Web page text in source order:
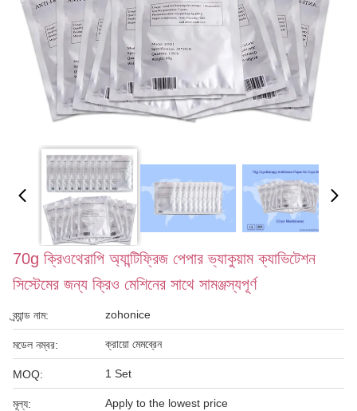
70g ক্রিওথেরাপি অ্যান্টিফ্রিজ পেপার ভ্যাকুয়াম ক্যাভিটেশন
সিস্টেমের জন্য ক্রিও মেশিনের সাথে সামঞ্জস্যপূর্ণ
ব্র্যান্ড নাম: zohonice
মডেল নম্বর: ক্রায়ো মেমব্রেন
MOQ: 1 Set
মূল্য: Apply to the lowest price